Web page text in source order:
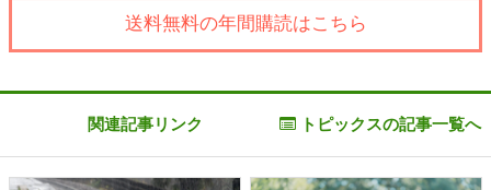
送料無料の年間購読はこちら
関連記事リンク トピックスの記事一覧へ